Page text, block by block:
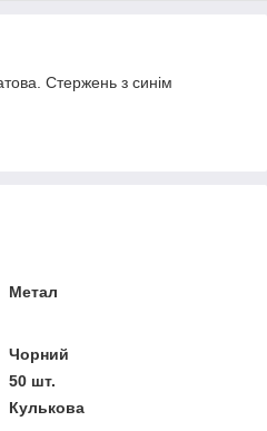
Стержень з синім
Метал
Чорний
50 шт.
Кулькова